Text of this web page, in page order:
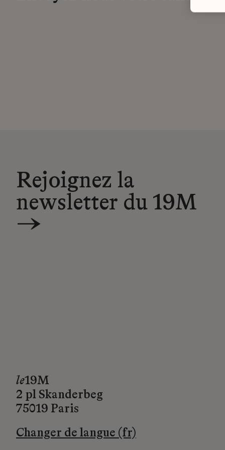
Rejoignez la
newsletter du 19M
→
le19M
2 pl Skanderbeg
75019 Paris
Changer de langue (fr)